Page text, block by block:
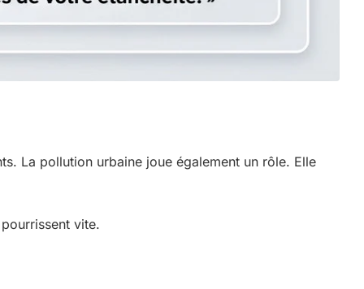
La pollution urbaine joue également un rôle. Elle
vite.